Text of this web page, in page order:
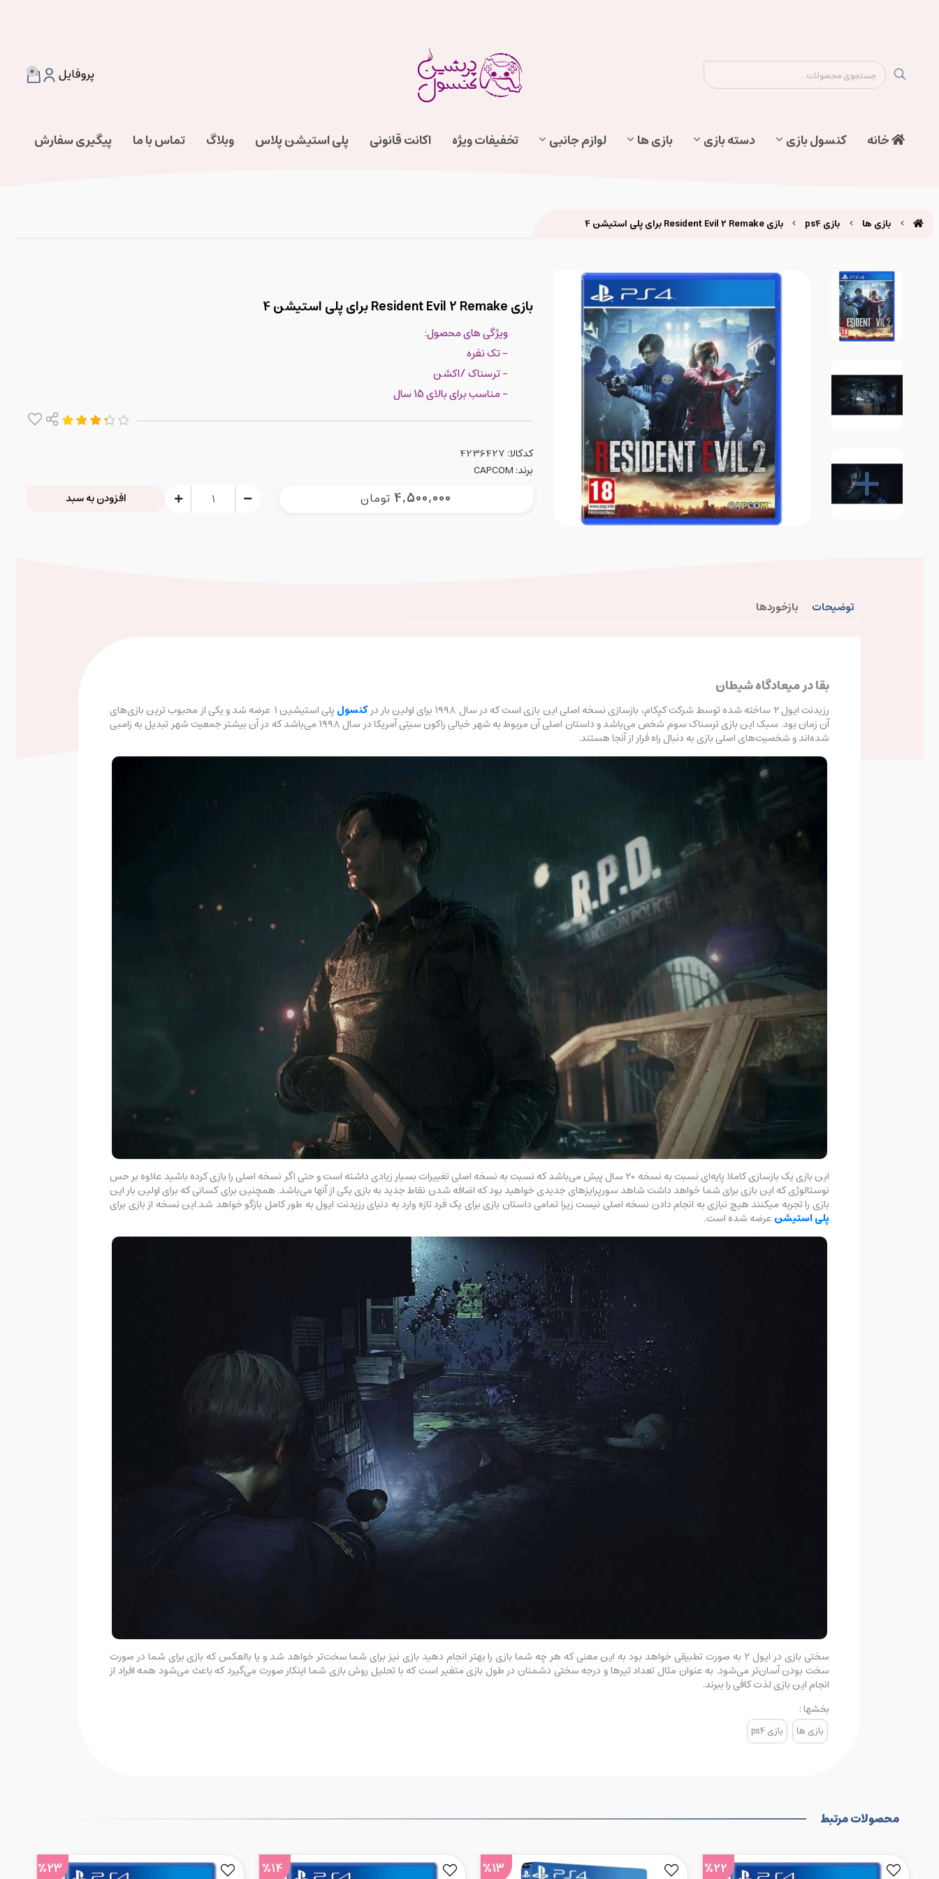
0 پروفایل
خانه کنسول بازی دسته بازی بازی ها لوازم جانبی تخفیفات ویژه اکانت قانونی پلی استیشن پلاس وبلاگ تماس با ما پیگیری سفارش
بازی ها بازی ps4 بازی Resident Evil 2 Remake برای پلی استیشن 4
بازی Resident Evil 2 Remake برای پلی استیشن 4
ویژگی های محصول:
- تک نفره
- ترسناک /اکشن
- مناسب برای بالای 15 سال
کدکالا:
برند: CAPCOM
4,500,000 تومان افزودن به سبد
توضیحات بازخوردها
بقا در میعادگاه شیطان
رزیدنت ایول ۲ ساخته شده توسط شرکت کپکام، بازسازی نسخه اصلی این بازی است که در سال ۱۹۹۸ برای اولین بار در کنسول
پلی استیشین 1 عرضه شد و یکی از محبوب ترین بازی‌های
آن زمان بود. سبک این بازی ترسناک سوم شخص می‌باشد و داستان اصلی آن مربوط به شهر خیالی راکون سیتی آمریکا در سال ۱۹۹۸ می‌باشد که در آن بیشتر جمعیت شهر تبدیل به زامبی
شده‌اند و شخصیت‌های اصلی بازی به دنبال راه فرار از آنجا هستند.
این بازی یک بازسازی کاملا پایه‌ای نسبت به نسخه 20 سال پیش می‌باشد که نسبت به نسخه اصلی تغییرات بسیار زیادی داشته است و حتی اگر نسخه اصلی را بازی کرده باشید علاوه بر حس
نوستالوژی که این بازی برای شما خواهد داشت شاهد سورپرایز‌های جدیدی خواهید بود که اضافه شدن نقاط جدید به بازی یکی از آنها می‌باشد. همچنین برای کسانی که برای اولین بار این
بازی را تجربه میکنند هیچ نیازی به انجام دادن نسخه اصلی نیست زیرا تمامی داستان بازی برای یک فرد تازه وارد به دنیای رزیدنت ایول به طور کامل بازگو خواهد شد.این نسخه از بازی برای
پلی استیشن عرضه شده است.
سختی بازی در ایول 2 به صورت تطبیقی خواهد بود به این معنی که هر چه شما بازی را بهتر انجام دهید بازی نیز برای شما سخت‌تر خواهد شد و یا بالعکس که بازی برای شما در صورت
سخت بودن آسان‌تر می‌شود. به عنوان مثال تعداد تیرها و درجه سختی دشمنان در طول بازی متغیر است که با تحلیل روش بازی شما اینکار صورت می‌گیرد که باعث می‌شود همه افراد از
انجام این بازی لذت کافی را ببرند.
بخشها :
بازی ها بازی ps4
محصولات مرتبط
%22
%13
%14
%23